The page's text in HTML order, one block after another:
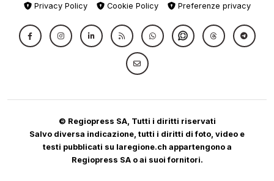
Privacy Policy
Cookie Policy Preferenze privacy
© Regiopress SA, Tutti i diritti riservati
Salvo diversa indicazione, tutti i diritti di foto, video e
testi pubblicati su laregione.ch appartengono a
Regiopress SA o ai suoi fornitori.